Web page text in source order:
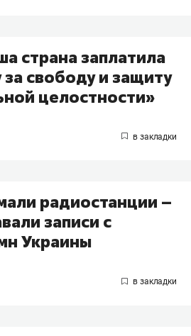
страна заплатила
свободу и защиту
целостности»
радиостанции –
записи с
Украины